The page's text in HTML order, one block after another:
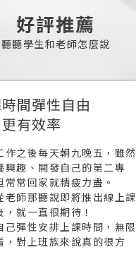
好評推薦
聽聽學生和老師怎麼說
間彈性自由
有效率
作之後每天朝九晚五，雖然
興趣、開發自己的第二專
常常回家就精疲力盡。
老師那聽說即將推出線上課
，就一直很期待！
己彈性安排上課時間，無限
，對上班族來說真的很方